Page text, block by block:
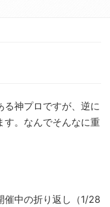
る神プロですが、逆に
す。なんでそんなに重
催中の折り返し（1/28